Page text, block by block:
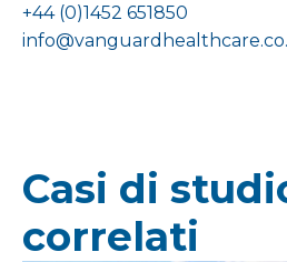
+44 (0)1452 651850
Casi di
correlati